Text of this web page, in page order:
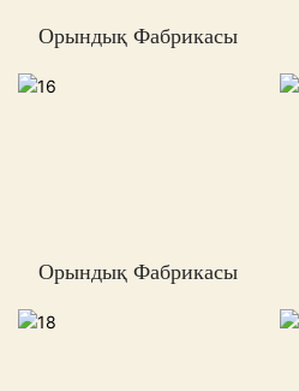
Орындық Фабрикасы
Орындық Фабрикасы